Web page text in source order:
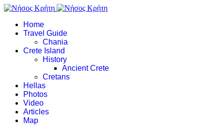
Home
Travel Guide
Chania
Crete Island
History
Ancient Crete
Cretans
Hellas
Photos
Video
Articles
Map